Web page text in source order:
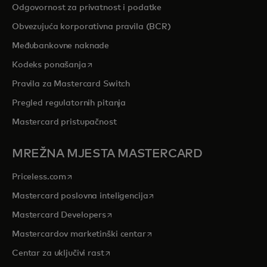
Odgovornost za privatnost i podatke
Obvezujuća korporativna pravila (BCR)
Međubankovne naknade
Kodeks ponašanjaopens in a new tab
Pravila za Mastercard Switch
Pregled regulatornih pitanja
Mastercard pristupačnost
MREŽNA MJESTA MASTERCARD
Priceless.com opens in a new tab
Mastercard poslovna inteligencijaopens in a new tab
Mastercard Developersopens in a new tab
Mastercardov marketinški centaropens in a new tab
Centar za uključivi rastopens in a new tab